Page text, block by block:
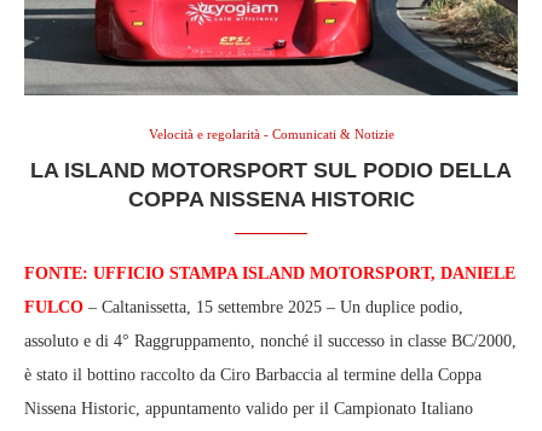
Velocità e regolarità - Comunicati & Notizie
LA ISLAND MOTORSPORT SUL PODIO DELLA
COPPA NISSENA HISTORIC
FONTE: UFFICIO STAMPA ISLAND MOTORSPORT, DANIELE
FULCO – Caltanissetta, 15 settembre 2025 – Un duplice podio,
assoluto e di 4° Raggruppamento, nonché il successo in classe BC/2000,
è stato il bottino raccolto da Ciro Barbaccia al termine della Coppa
Nissena Historic, appuntamento valido per il Campionato Italiano